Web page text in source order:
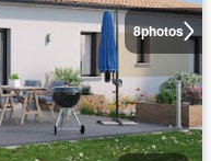
8photos